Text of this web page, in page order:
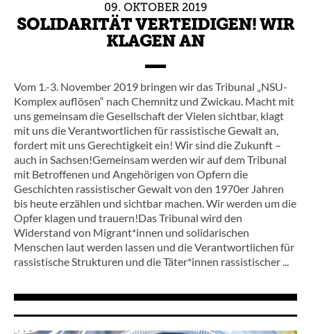
09. OKTOBER 2019
SOLIDARITÄT VERTEIDIGEN! WIR
KLAGEN AN
Vom 1.-3. November 2019 bringen wir das Tribunal „NSU-
Komplex auflösen“ nach Chemnitz und Zwickau. Macht mit
uns gemeinsam die Gesellschaft der Vielen sichtbar, klagt
mit uns die Verantwortlichen für rassistische Gewalt an,
fordert mit uns Gerechtigkeit ein! Wir sind die Zukunft –
auch in Sachsen!Gemeinsam werden wir auf dem Tribunal
mit Betroffenen und Angehörigen von Opfern die
Geschichten rassistischer Gewalt von den 1970er Jahren
bis heute erzählen und sichtbar machen. Wir werden um die
Opfer klagen und trauern!Das Tribunal wird den
Widerstand von Migrant*innen und solidarischen
Menschen laut werden lassen und die Verantwortlichen für
rassistische Strukturen und die Täter*innen rassistischer ...